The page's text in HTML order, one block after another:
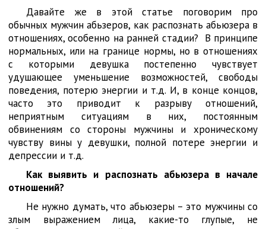
Давайте же в этой статье поговорим про
обычных мужчин абьзеров, как распознать абьюзера в
отношениях, особенно на ранней стадии? В принципе
нормальных, или на границе нормы, но в отношениях
с которыми девушка постепенно чувствует
удушающее уменьшение возможностей, свободы
поведения, потерю энергии и т.д. И, в конце концов,
часто это приводит к разрыву отношений,
неприятным ситуациям в них, постоянным
обвинениям со стороны мужчины и хроническому
чувству вины у девушки, полной потере энергии и
депрессии и т.д.
Как выявить и распознать абьюзера в начале
отношений?
Не нужно думать, что абьюзеры – это мужчины со
злым выражением лица, какие-то глупые, не